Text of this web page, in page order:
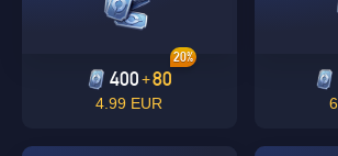
400 +80
20%
4.99 EUR